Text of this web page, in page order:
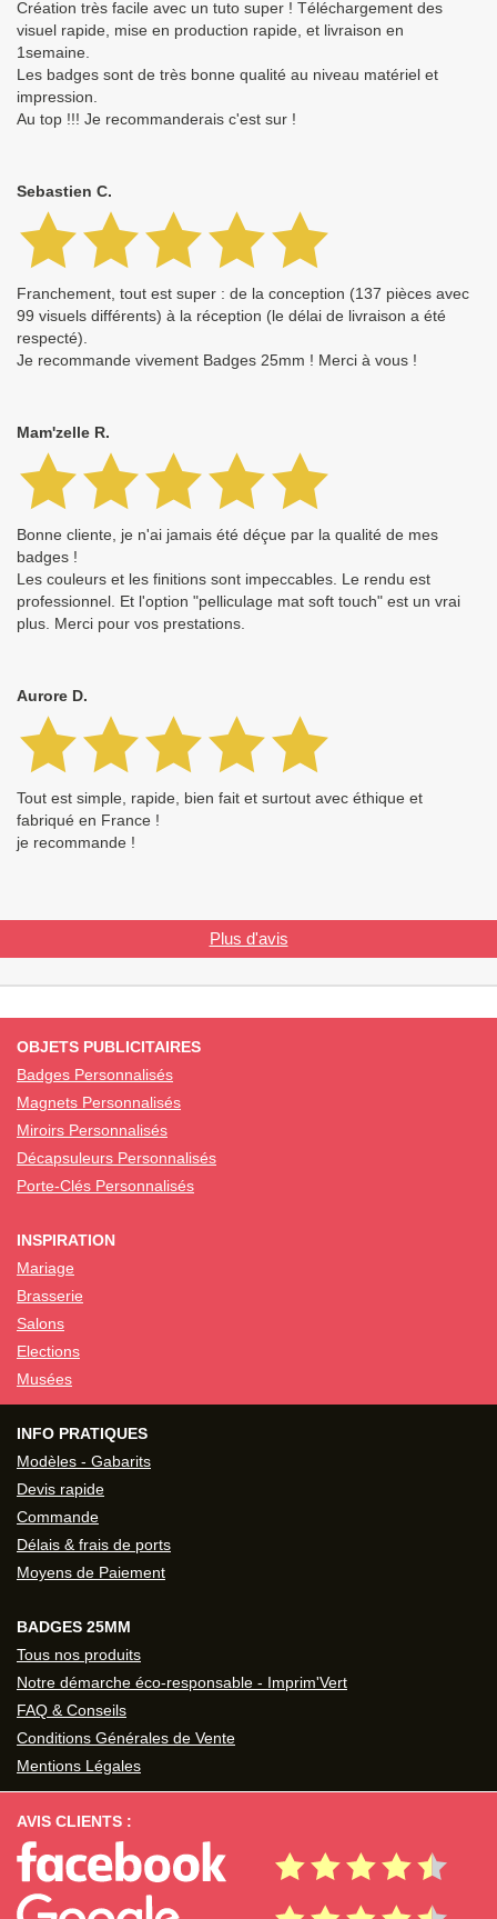
Création très facile avec un tuto super ! Téléchargement des
visuel rapide, mise en production rapide, et livraison en
1semaine.
Les badges sont de très bonne qualité au niveau matériel et
impression.
Au top !!! Je recommanderais c'est sur !
Sebastien C.
Franchement, tout est super : de la conception (137 pièces avec
99 visuels différents) à la réception (le délai de livraison a été
respecté).
Je recommande vivement Badges 25mm ! Merci à vous !
Mam'zelle R.
Bonne cliente, je n'ai jamais été déçue par la qualité de mes
badges !
Les couleurs et les finitions sont impeccables. Le rendu est
professionnel. Et l'option "pelliculage mat soft touch" est un vrai
plus. Merci pour vos prestations.
Aurore D.
Tout est simple, rapide, bien fait et surtout avec éthique et
fabriqué en France !
je recommande !
Plus d'avis
OBJETS PUBLICITAIRES
Badges Personnalisés
Magnets Personnalisés
Miroirs Personnalisés
Décapsuleurs Personnalisés
Porte-Clés Personnalisés
INSPIRATION
Mariage
Brasserie
Salons
Elections
Musées
INFO PRATIQUES
Modèles - Gabarits
Devis rapide
Commande
Délais & frais de ports
Moyens de Paiement
BADGES 25MM
Tous nos produits
Notre démarche éco-responsable - Imprim'Vert
FAQ & Conseils
Conditions Générales de Vente
Mentions Légales
AVIS CLIENTS :